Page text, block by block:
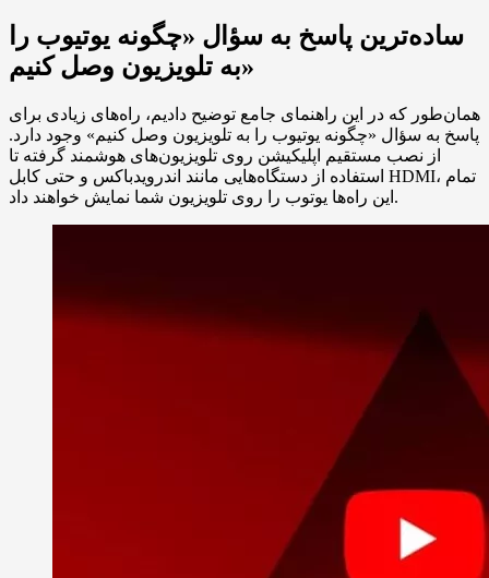
ساده‌ترین پاسخ به سؤال «چگونه یوتیوب را
به تلویزیون وصل کنیم»
همان‌طور که در این راهنمای جامع توضیح دادیم، راه‌های زیادی برای
پاسخ به سؤال «چگونه یوتیوب را به تلویزیون وصل کنیم» وجود دارد.
از نصب مستقیم اپلیکیشن روی تلویزیون‌های هوشمند گرفته تا
استفاده از دستگاه‌هایی مانند اندرویدباکس و حتی کابل HDMI، تمام
این راه‌ها یوتوب را روی تلویزیون شما نمایش خواهند داد.